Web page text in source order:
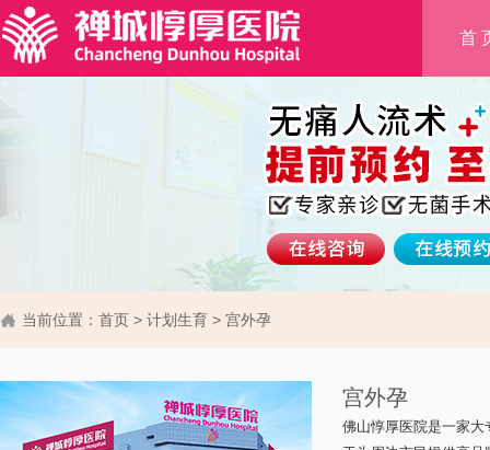
首
当前位置： 首页 > 计划生育 > 宫外孕
宫外孕
佛山惇厚医院是一家